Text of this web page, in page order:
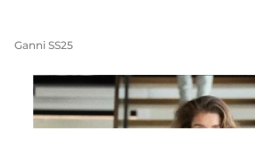
Ganni SS25